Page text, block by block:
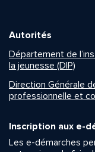
Autorités
Département de
la jeunesse (DIP)
Direction Générale
professionnelle et
Inscription aux e-
Les e-démarches